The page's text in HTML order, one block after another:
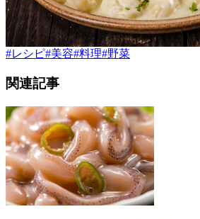
#レシピ#美容#料理#野菜
関連記事